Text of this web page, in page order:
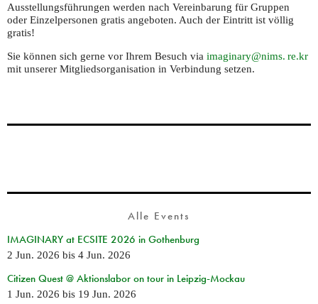
Ausstellungsführungen werden nach Vereinbarung für Gruppen
oder Einzelpersonen gratis angeboten. Auch der Eintritt ist völlig
gratis!
Sie können sich gerne vor Ihrem Besuch via imaginary@nims. re.kr
mit unserer Mitgliedsorganisation in Verbindung setzen.
Alle Events
IMAGINARY at ECSITE 2026 in Gothenburg
2 Jun. 2026 bis 4 Jun. 2026
Citizen Quest @ Aktionslabor on tour in Leipzig-Mockau
1 Jun. 2026 bis 19 Jun. 2026